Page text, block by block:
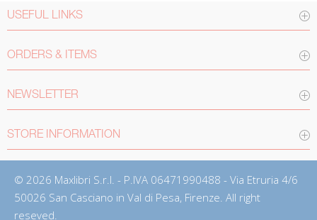
USEFUL LINKS
ORDERS & ITEMS
NEWSLETTER
STORE INFORMATION
© 2026 Maxlibri S.r.l. - P.IVA 06471990488 - Via Etruria 4/6
50026 San Casciano in Val di Pesa, Firenze. All right
reseved.